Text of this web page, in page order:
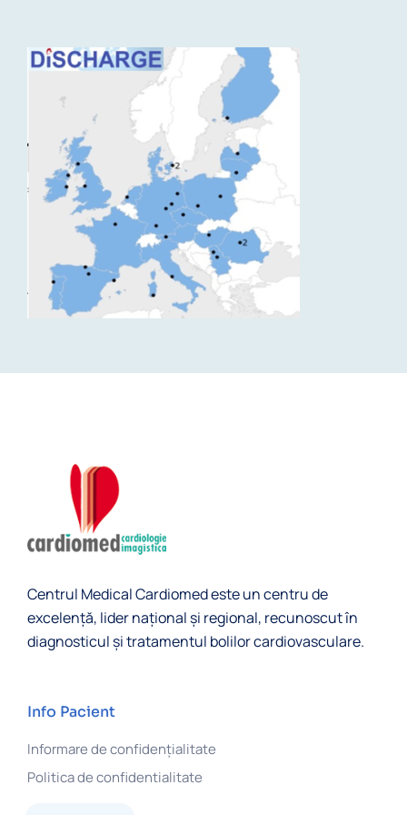
Centrul Medical Cardiomed este un centru de
excelență, lider naţional și regional, recunoscut în
diagnosticul şi tratamentul bolilor cardiovasculare.
Info Pacient
Informare de confidențialitate
Politica de confidentialitate